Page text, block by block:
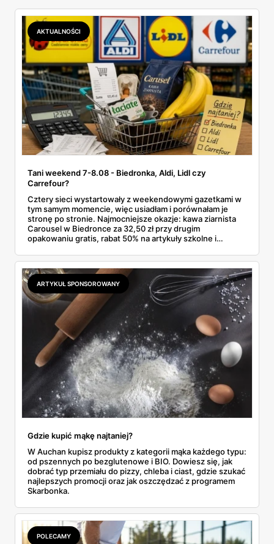
AKTUALNOŚCI
Tani weekend 7-8.08 - Biedronka, Aldi, Lidl czy
Carrefour?
Cztery sieci wystartowały z weekendowymi gazetkami w
tym samym momencie, więc usiadłam i porównałam je
stronę po stronie. Najmocniejsze okazje: kawa ziarnista
Carousel w Biedronce za 32,50 zł przy drugim
opakowaniu gratis, rabat 50% na artykuły szkolne i
2,99 zł za kilogram, ale wyłącznie w sobotę z aplikacją. Aldi
odpowiada masłem za 2,99 zł. Werdykt w skrócie:
najwięcej wyciśniesz z Biedronki, po świeże warzywa jedź
do Aldi.
ARTYKUŁ SPONSOROWANY
Gdzie kupić mąkę najtaniej?
W Auchan kupisz produkty z kategorii mąka każdego typu:
od pszennych po bezglutenowe i BIO. Dowiesz się, jak
dobrać typ przemiału do pizzy, chleba i ciast, gdzie szukać
najlepszych promocji oraz jak oszczędzać z programem
Skarbonka.
POLECAMY